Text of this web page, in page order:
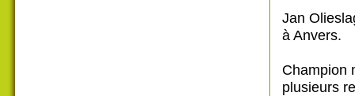
Jan
à Anvers.
Champion
plusieurs